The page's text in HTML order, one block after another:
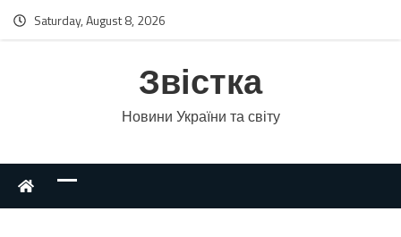
Saturday, August 8, 2026
Звістка
Новини України та світу